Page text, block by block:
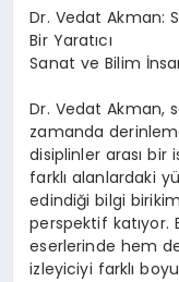
Dr. Vedat Akman:
Bir Yaratıcı
Sanat ve Bilim
Dr. Vedat Akman,
zamanda
disiplinler arası bir
farklı alanlardaki
edindiği bilgi
perspektif katıyor.
eserlerinde hem
izleyiciyi farklı